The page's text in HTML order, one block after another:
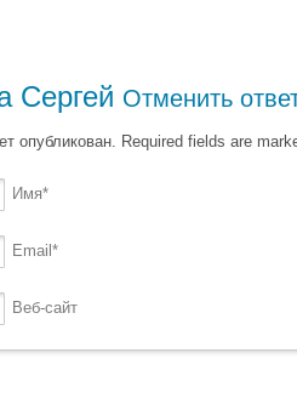
Сергей Отменить
опубликован. Required fields are
Имя*
Email *
Веб-сайт